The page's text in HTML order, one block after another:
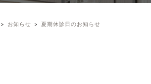
お知らせ 夏期休診日のお知らせ